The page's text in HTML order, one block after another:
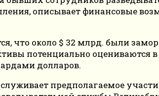
описывает финансовые
что около $ 32 млрд. были
потенциально оцениваются
долларов.
предполагаемое